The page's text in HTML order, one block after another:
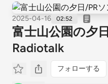
2025-04-16 02:52
富士山公園の夕
Radiotalk
フォローする